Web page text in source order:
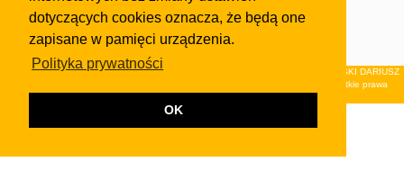
dotyczących cookies oznacza, że będą one
zapisane w pamięci urządzenia.
Polityka prywatności
OK
regulaminuiPolityki Prywatności.
Klauzula FB
© 2026Wydawnictwo NEON sp. z o.o. (dawniej: FIRMA NEON MAREK KLUCZEWSKI DARIUSZ
KRAWCZYK s.c.) z siedzibą w Olkuszu, ul.Żuradzka 15, 32-300 Olkusz . Wszystkie prawa